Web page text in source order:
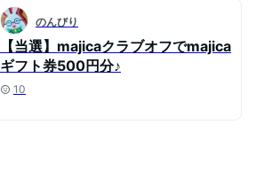
のんびり
【当選】majicaクラブオフでmajica
ギフト券500円分♪
10